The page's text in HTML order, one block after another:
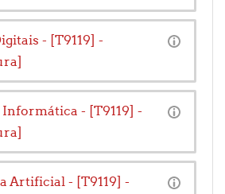
- [T9119] -
- [T9119] -
Artificial - [T9119] -